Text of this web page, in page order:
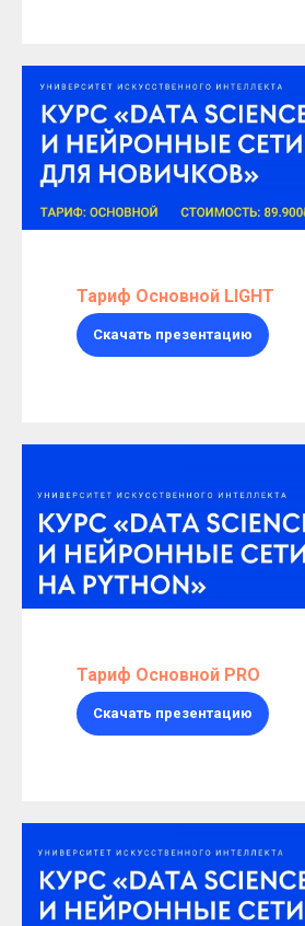
Тариф Основной LIGHT
Скачать презентацию
Тариф Основной PRO
Скачать презентацию